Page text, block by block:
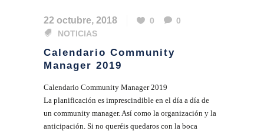
22 octubre, 2018 0
0
NOTICIAS
Calendario Community
Manager 2019
Calendario Community Manager 2019
La planificación es imprescindible en el día a día de
un community manager. Así como la organización y la
anticipación. Si no queréis quedaros con la boca